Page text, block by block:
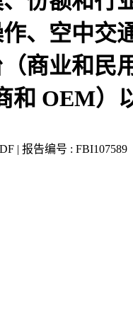
、空中交
商业和民
OEM）
| 报告编号 : FBI107589